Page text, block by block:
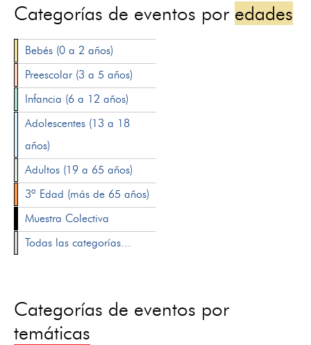
Categorías de eventos por edades
Bebés (0 a 2 años)
Preescolar (3 a 5 años)
Infancia (6 a 12 años)
Adolescentes (13 a 18
años)
Adultos (19 a 65 años)
3ª Edad (más de 65 años)
Muestra Colectiva
Todas las categorías...
Categorías de eventos por
temáticas